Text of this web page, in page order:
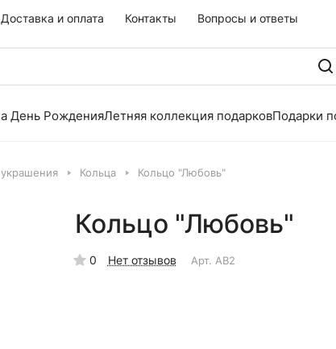
Доставка и оплата Контакты Вопросы и ответы
День РожденияЛетняя коллекция подарковПодарки
Кольца Кольцо "Любовь"
Кольцо "Любовь"
0 Нет отзывов Арт. AB2